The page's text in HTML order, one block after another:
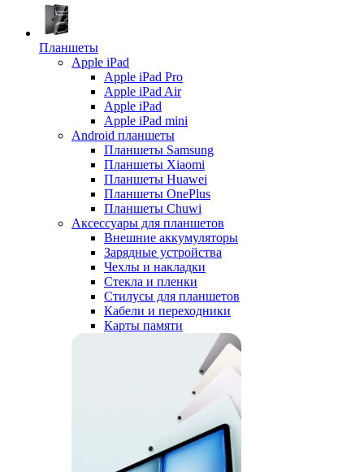
Планшеты
Apple iPad
Apple iPad Pro
Apple iPad Air
Apple iPad
Apple iPad mini
Android планшеты
Планшеты Samsung
Планшеты Xiaomi
Планшеты Huawei
Планшеты OnePlus
Планшеты Chuwi
Аксессуары для планшетов
Внешние аккумуляторы
Зарядные устройства
Чехлы и накладки
Стекла и пленки
Стилусы для планшетов
Кабели и переходники
Карты памяти